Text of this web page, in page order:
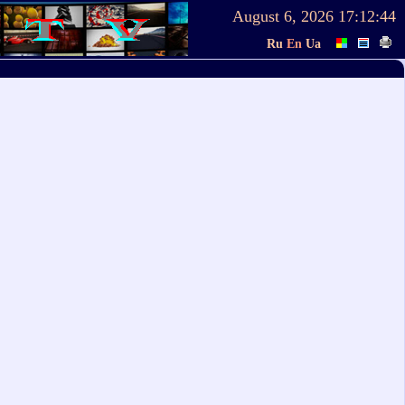
August 6, 2026 17:12:44
Ru En Ua